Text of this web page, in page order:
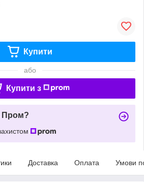
Купити
або
Купити з
Пром?
Доставка Оплата Умови